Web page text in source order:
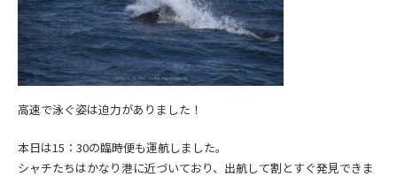
高速で泳ぐ姿は迫力がありました！
本日は15：30の臨時便も運航しました。
シャチたちはかなり港に近づいており、出航して割とすぐ発見できま